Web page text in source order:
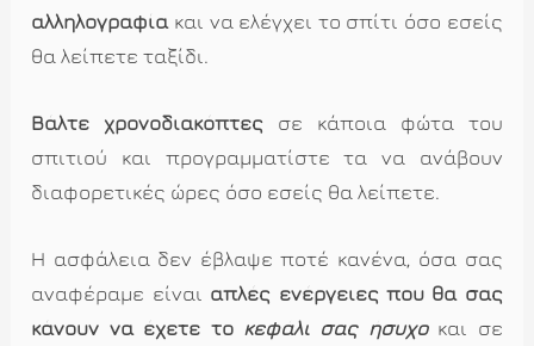
αλληλογραφία και να ελέγχει το σπίτι όσο εσείς
θα λείπετε ταξίδι.
Βάλτε χρονοδιακόπτες σε κάποια φώτα του
σπιτιού και προγραμματίστε τα να ανάβουν
διαφορετικές ώρες όσο εσείς θα λείπετε.
Η ασφάλεια δεν έβλαψε ποτέ κανένα, όσα σας
αναφέραμε είναι απλές ενέργειες που θα σας
κάνουν να έχετε το κεφάλι σας ήσυχοκαι σε